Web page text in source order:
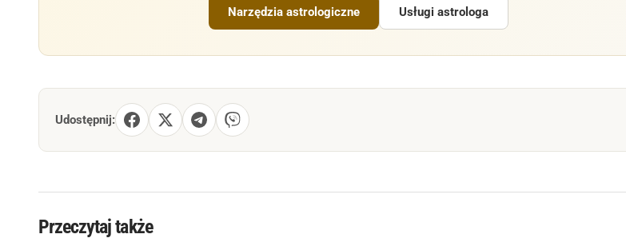
Narzędzia astrologiczne Usługi astrologa
Udostępnij:
Przeczytaj także